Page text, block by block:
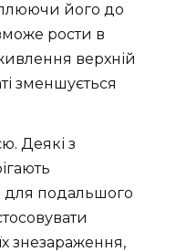
його до
рости в
верхній
зменшується
Деякі з
для подальшого
знезараження,